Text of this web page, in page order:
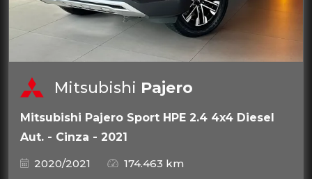
Mitsubishi Pajero
Mitsubishi Pajero Sport HPE 2.4 4x4 Diesel
Aut. - Cinza - 2021
2020/2021
174.463 km